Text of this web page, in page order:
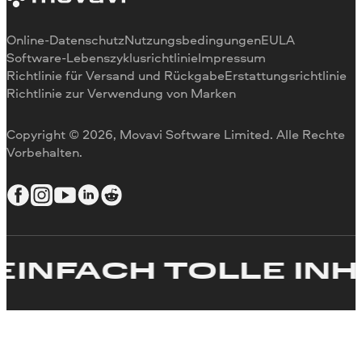
Video drehen
Videogröße ändern
Video umkehren
Video stabilisieren
Text zum Video hinzufügen
Video erstellen
Copyright © 2026, Movavi Software Limited. Alle Rechte
Vorbehalten.
Online-DatenschutzNutzungsbedingungenEULA
Software-LebenszyklusrichtlinieImpressum
Richtlinie für Versand und RückgabeErstattungsrichtlinie
Richtlinie zur Verwendung von Marken
TOLLE